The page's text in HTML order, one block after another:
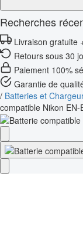
Recherches
Livraison gratuite
Retours sous 30
Paiement 100%
Garantie de
/ Batteries et
compatible Nikon